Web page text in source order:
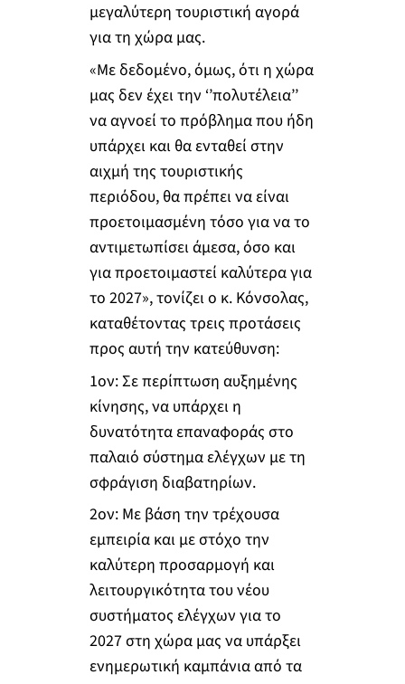
μεγαλύτερη τουριστική αγορά
για τη χώρα μας.
«Με δεδομένο, όμως, ότι η χώρα
μας δεν έχει την ‘’πολυτέλεια’’
να αγνοεί το πρόβλημα που ήδη
υπάρχει και θα ενταθεί στην
αιχμή της τουριστικής
περιόδου, θα πρέπει να είναι
προετοιμασμένη τόσο για να το
αντιμετωπίσει άμεσα, όσο και
για προετοιμαστεί καλύτερα για
το 2027», τονίζει ο κ. Κόνσολας,
καταθέτοντας τρεις προτάσεις
προς αυτή την κατεύθυνση:
1ον: Σε περίπτωση αυξημένης
κίνησης, να υπάρχει η
δυνατότητα επαναφοράς στο
παλαιό σύστημα ελέγχων με τη
σφράγιση διαβατηρίων.
2ον: Με βάση την τρέχουσα
εμπειρία και με στόχο την
καλύτερη προσαρμογή και
λειτουργικότητα του νέου
συστήματος ελέγχων για το
2027 στη χώρα μας να υπάρξει
ενημερωτική καμπάνια από τα